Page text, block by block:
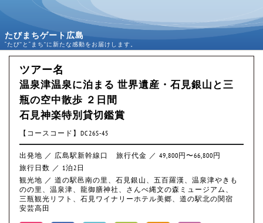
たびまちゲート広島
“たび”と“まち”に新たな感動をお届けします。
ツアー名
温泉津温泉に泊まる 世界遺産・石見銀山と三
瓶の空中散歩 ２日間
石見神楽特別貸切鑑賞
【コースコード】DC26S-45
出発地 ／ 広島駅新幹線口
旅行代金 ／ 49,800円〜66,800円
旅行日数 ／ 1泊2日
観光地 ／ 道の駅邑南の里、石見銀山、五百羅漢、温泉津やきも
のの里、温泉津、龍御膳神社、さんべ縄文の森ミュージアム、
三瓶観光リフト、石見ワイナリーホテル美郷、道の駅北の関宿
安芸高田